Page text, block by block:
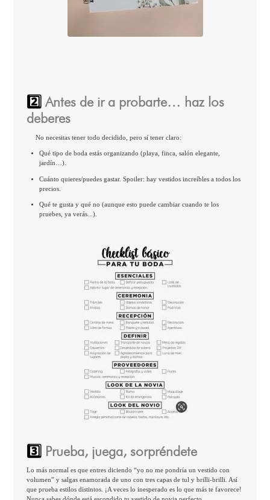
2️⃣ Antes de ir a probarte… haz los
deberes
No necesitas tener todo decidido, pero sí tener claro:
Qué tipo de boda estás organizando (playa, finca, salón elegante,
jardín…).
Cuánto quieres/puedes gastar. Spoiler: hay vestidos increíbles a todos los
precios.
Qué te gusta y qué no (aunque esto puede cambiar cuando te los
pruebes, ya verás...).
3️⃣ Prueba, juega, sorpréndete
Lo más normal es que entres diciendo “yo no me pondría un vestido con
volumen” y salgas enamorada de uno con tres capas de tul y brilli-brilli. Así
que prueba estilos distintos. ¡A veces lo inesperado es lo que más te favorece!